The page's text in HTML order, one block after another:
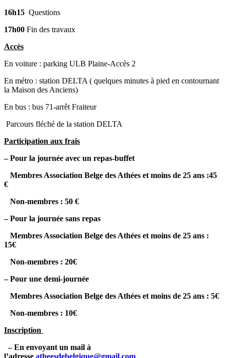
16h15 Questions
17h00 Fin des travaux
Accès
En voiture : parking ULB Plaine-Accès 2
En métro : station DELTA ( quelques minutes à pied en contournant
la Maison des Anciens)
En bus : bus 71-arrêt Fraiteur
Parcours fléché de la station DELTA
Participation aux frais
– Pour la journée avec un repas-buffet
Membres Association Belge des Athées et moins de 25 ans :45
€
Non-membres : 50 €
– Pour la journée sans repas
Membres Association Belge des Athées et moins de 25 ans :
15€
Non-membres : 20€
– Pour une demi-journée
Membres Association Belge des Athées et moins de 25 ans : 5€
Non-membres : 10€
Inscription
– En envoyant un mail à
l’adresse atheesdebelgique@gmail.com